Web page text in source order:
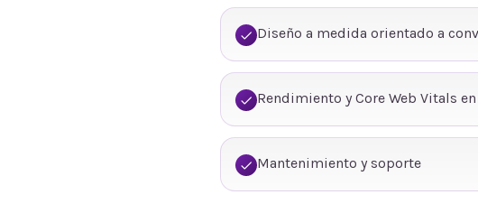
Diseño a medida orientado a
Rendimiento y Core Web Vitals
Mantenimiento y soporte